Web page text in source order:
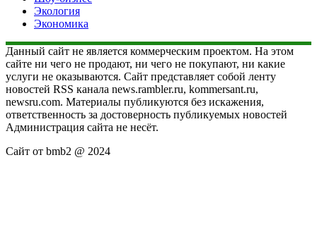
Экология
Экономика
Данный сайт не является коммерческим проектом. На этом
сайте ни чего не продают, ни чего не покупают, ни какие
услуги не оказываются. Сайт представляет собой ленту
новостей RSS канала news.rambler.ru, kommersant.ru,
newsru.com. Материалы публикуются без искажения,
ответственность за достоверность публикуемых новостей
Администрация сайта не несёт.
Сайт от bmb2 @ 2024